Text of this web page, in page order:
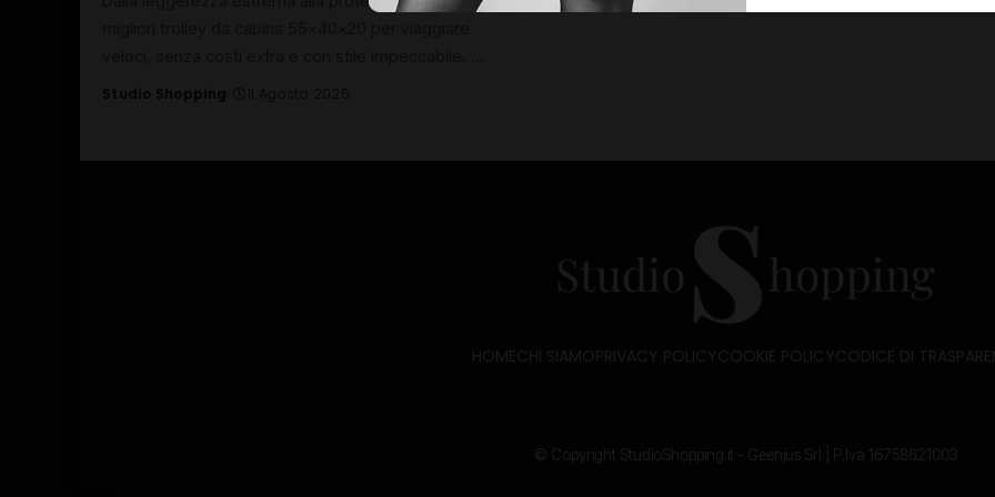
Posted
Studio Shopping 11 Agosto 2025
HOMECHI SIAMO PRIVACY POLICY COOKIE POLICY CODICE DI
© Copyright StudioShopping.it - Geenjus Srl | P.Iva 16758621003